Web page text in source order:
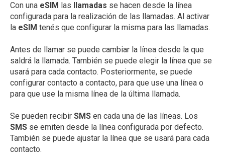
Con una eSIM las llamadas se hacen desde la línea
configurada para la realización de las llamadas. Al activar
la eSIM tenés que configurar la misma para las llamadas.
Antes de llamar se puede cambiar la línea desde la que
saldrá la llamada. También se puede elegir la línea que se
usará para cada contacto. Posteriormente, se puede
configurar contacto a contacto, para que use una línea o
para que use la misma línea de la última llamada.
Se pueden recibir SMS en cada una de las líneas. Los
SMS se emiten desde la línea configurada por defecto.
También se puede ajustar la línea que se usará para cada
contacto.